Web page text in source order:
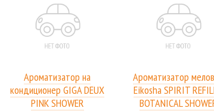
Ароматизатор на
кондиционер GIGA DEUX
PINK SHOWER
Ароматизатор
Eikosha SPIRIT
BOTANICAL